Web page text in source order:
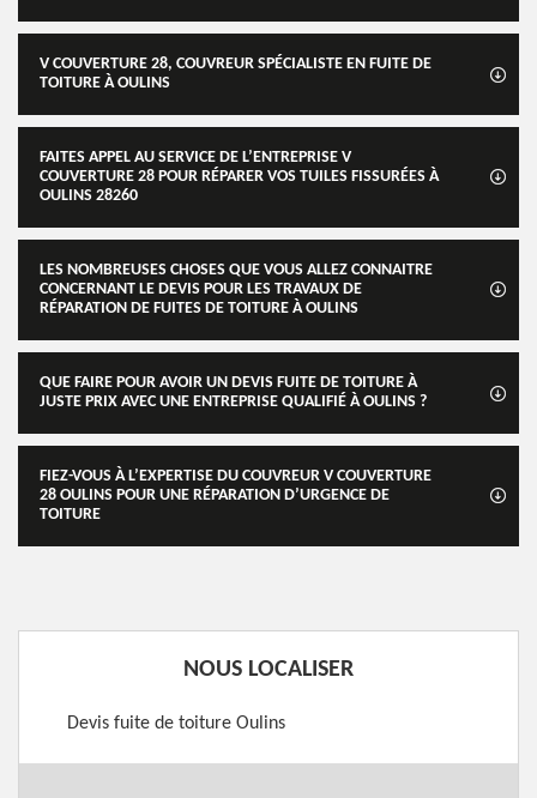
V COUVERTURE 28, COUVREUR SPÉCIALISTE EN FUITE DE
TOITURE À OULINS
FAITES APPEL AU SERVICE DE L’ENTREPRISE V
COUVERTURE 28 POUR RÉPARER VOS TUILES FISSURÉES À
OULINS 28260
LES NOMBREUSES CHOSES QUE VOUS ALLEZ CONNAITRE
CONCERNANT LE DEVIS POUR LES TRAVAUX DE
RÉPARATION DE FUITES DE TOITURE À OULINS
QUE FAIRE POUR AVOIR UN DEVIS FUITE DE TOITURE À
JUSTE PRIX AVEC UNE ENTREPRISE QUALIFIÉ À OULINS ?
FIEZ-VOUS À L’EXPERTISE DU COUVREUR V COUVERTURE
28 OULINS POUR UNE RÉPARATION D’URGENCE DE
TOITURE
NOUS LOCALISER
Devis fuite de toiture Oulins